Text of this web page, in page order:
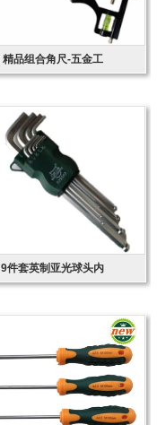
精品组合角尺-五金工
9件套英制亚光球头内